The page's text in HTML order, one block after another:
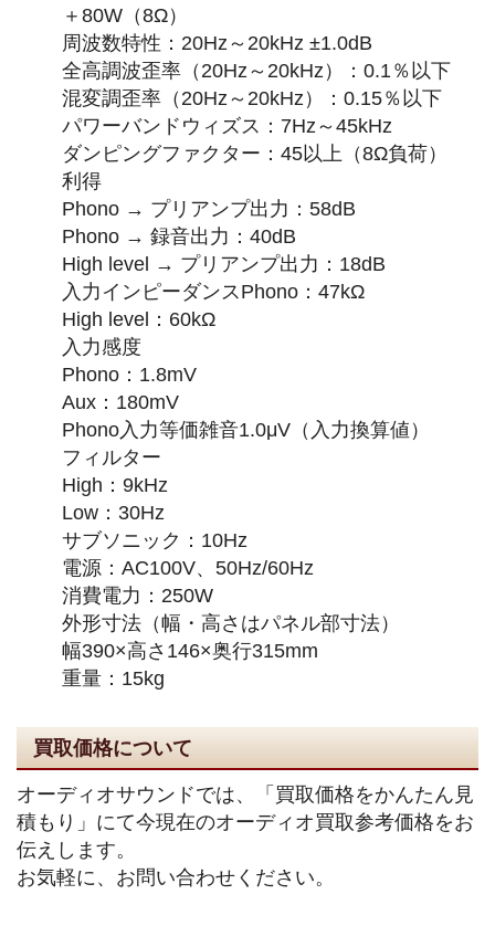
＋80W（8Ω）
周波数特性：20Hz～20kHz ±1.0dB
全高調波歪率（20Hz～20kHz）：0.1％以下
混変調歪率（20Hz～20kHz）：0.15％以下
パワーバンドウィズス：7Hz～45kHz
ダンピングファクター：45以上（8Ω負荷）
利得
Phono → プリアンプ出力：58dB
Phono → 録音出力：40dB
High level → プリアンプ出力：18dB
入力インピーダンスPhono：47kΩ
High level：60kΩ
入力感度
Phono：1.8mV
Aux：180mV
Phono入力等価雑音1.0μV（入力換算値）
フィルター
High：9kHz
Low：30Hz
サブソニック：10Hz
電源：AC100V、50Hz/60Hz
消費電力：250W
外形寸法（幅・高さはパネル部寸法）
幅390×高さ146×奥行315mm
重量：15kg
買取価格について
オーディオサウンドでは、「買取価格をかんたん見
積もり」にて今現在のオーディオ買取参考価格をお
伝えします。
お気軽に、お問い合わせください。